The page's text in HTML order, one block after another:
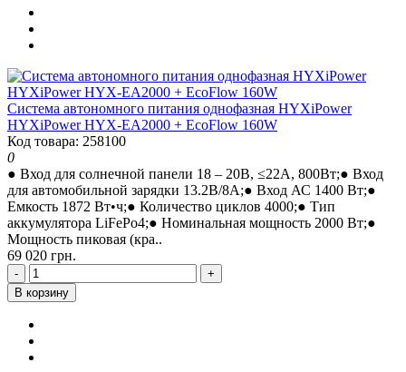
Система автономного питания однофазная HYXiPower
HYXiPower HYX-EA2000 + EcoFlow 160W
Код товара: 258100
0
● Вход для солнечной панели 18 – 20В, ≤22A, 800Вт;● Вход
для автомобильной зарядки 13.2В/8A;● Вход АС 1400 Вт;●
Емкость 1872 Вт•ч;● Количество циклов 4000;● Тип
аккумулятора LiFePo4;● Номинальная мощность 2000 Вт;●
Мощность пиковая (кра..
69 020 грн.
-
+
В корзину